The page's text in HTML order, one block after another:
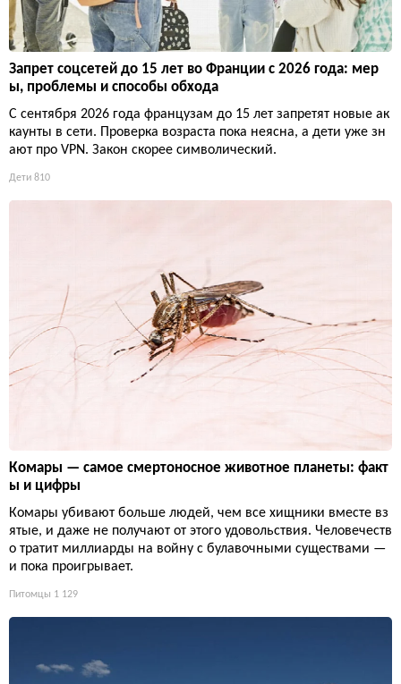
Запрет соцсетей до 15 лет во Франции с 2026 года: мер
ы, проблемы и способы обхода
С сентября 2026 года французам до 15 лет запретят новые ак
каунты в сети. Проверка возраста пока неясна, а дети уже зн
ают про VPN. Закон скорее символический.
Дети 810
Комары — самое смертоносное животное планеты: факт
ы и цифры
Комары убивают больше людей, чем все хищники вместе вз
ятые, и даже не получают от этого удовольствия. Человечеств
о тратит миллиарды на войну с булавочными существами —
и пока проигрывает.
Питомцы 1 129